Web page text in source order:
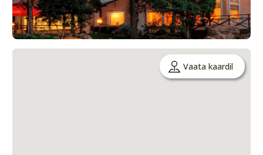
Vaata kaardil